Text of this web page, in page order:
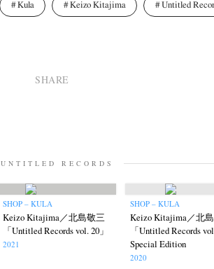
Kula Keizo Kitajima Untitled
SHARE
UNTITLED RECORDS
SHOP – KULA
Keizo Kitajima／北島敬三
「Untitled Records vol. 20」
2021
SHOP – KULA
Keizo Kitajima／北
「Untitled Records
Special Edition
2020